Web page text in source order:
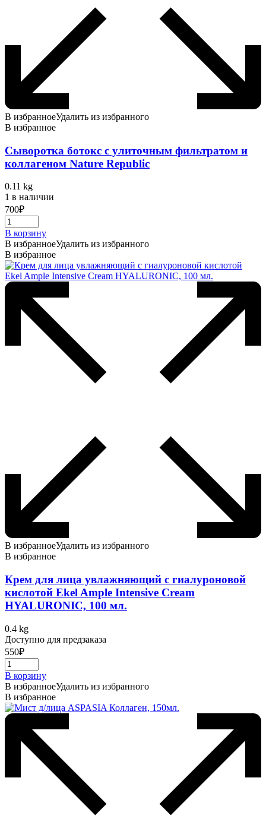
В избранноеУдалить из избранного
В избранное
Cыворотка ботокс с улиточным фильтратом и
коллагеном Nature Republic
0.11 kg
1 в наличии
700₽
В корзину
В избранноеУдалить из избранного
В избранное
В избранноеУдалить из избранного
В избранное
Крем для лица увлажняющий с гиалуроновой
кислотой Ekel Ample Intensive Cream
HYALURONIC, 100 мл.
0.4 kg
Доступно для предзаказа
550₽
В корзину
В избранноеУдалить из избранного
В избранное